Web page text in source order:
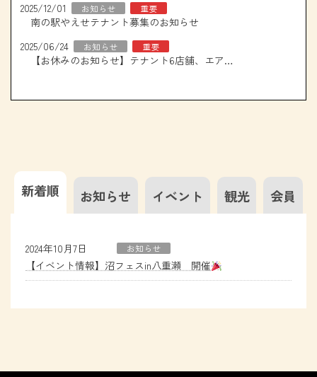
2025/12/01
お知らせ 重要
南の駅やえせテナント募集のお知らせ
2025/06/24
お知らせ 重要
【お休みのお知らせ】テナント6店舗、エアコン取り換え工事について
新着順 お知らせ イベント 観光 会員
2024年10月7日 お知らせ
【イベント情報】沼フェスin八重瀬 開催